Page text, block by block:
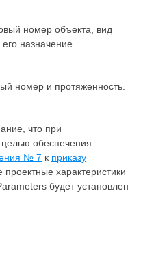
номер объекта, вид
назначение.
номер и протяженность.
что при
обеспечения
№ 7 к приказу
проектные характеристики
будет установлен